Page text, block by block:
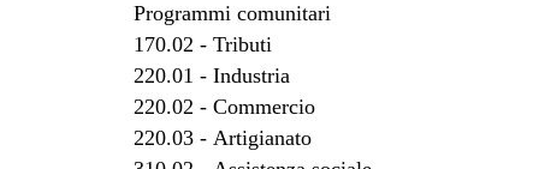
Programmi comunitari
170.02 - Tributi
220.01 - Industria
220.02 - Commercio
220.03- Artigianato